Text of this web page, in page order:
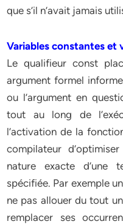
que s’il n’avait jamais
Variables constantes et
Le qualifieur const
argument formel
ou l’argument en
tout au long de
l’activation de la
compilateur
nature exacte d’une
spécifiée. Par exemple
ne pas allouer du tout
remplacer ses